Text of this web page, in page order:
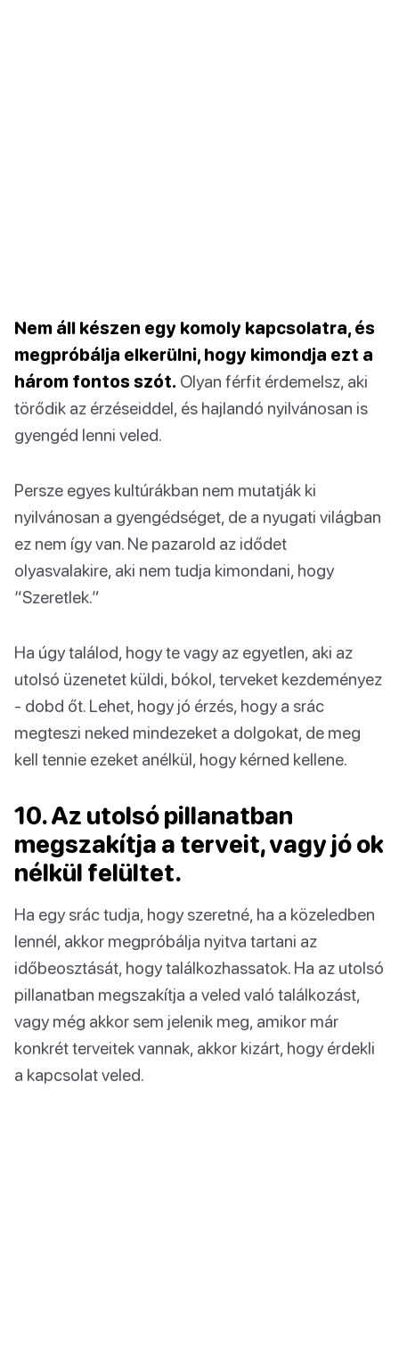
Nem áll készen egy komoly kapcsolatra, és
megpróbálja elkerülni, hogy kimondja ezt a
három fontos szót. Olyan férfit érdemelsz, aki
törődik az érzéseiddel, és hajlandó nyilvánosan is
gyengéd lenni veled.
Persze egyes kultúrákban nem mutatják ki
nyilvánosan a gyengédséget, de a nyugati világban
ez nem így van. Ne pazarold az idődet
olyasvalakire, aki nem tudja kimondani, hogy
“Szeretlek.”
Ha úgy találod, hogy te vagy az egyetlen, aki az
utolsó üzenetet küldi, bókol, terveket kezdeményez
- dobd őt. Lehet, hogy jó érzés, hogy a srác
megteszi neked mindezeket a dolgokat, de meg
kell tennie ezeket anélkül, hogy kérned kellene.
10. Az utolsó pillanatban
megszakítja a terveit, vagy jó ok
nélkül felültet.
Ha egy srác tudja, hogy szeretné, ha a közeledben
lennél, akkor megpróbálja nyitva tartani az
időbeosztását, hogy találkozhassatok. Ha az utolsó
pillanatban megszakítja a veled való találkozást,
vagy még akkor sem jelenik meg, amikor már
konkrét terveitek vannak, akkor kizárt, hogy érdekli
a kapcsolat veled.